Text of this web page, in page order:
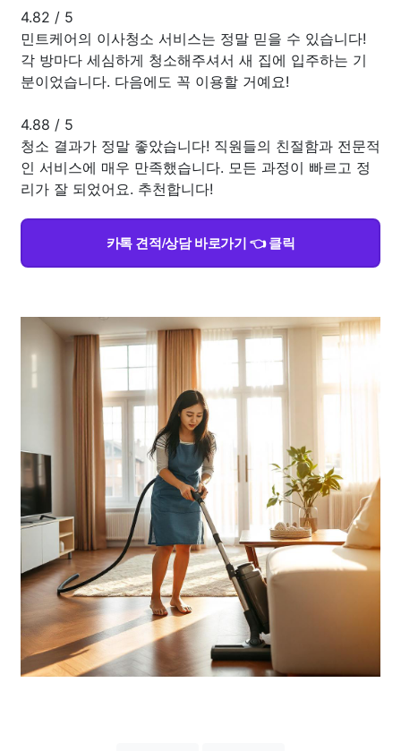
4.82 / 5
민트케어의 이사청소 서비스는 정말 믿을 수 있습니다!
각 방마다 세심하게 청소해주셔서 새 집에 입주하는 기
분이었습니다. 다음에도 꼭 이용할 거예요!
4.88 / 5
청소 결과가 정말 좋았습니다! 직원들의 친절함과 전문적
인 서비스에 매우 만족했습니다. 모든 과정이 빠르고 정
리가 잘 되었어요. 추천합니다!
카톡 견적/상담 바로가기 👈 클릭